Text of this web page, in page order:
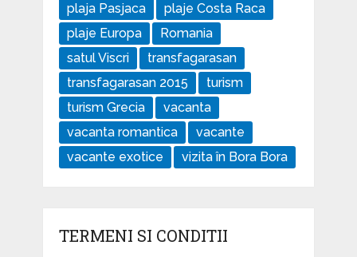
plaja Pasjaca
plaje Costa Raca
plaje Europa
Romania
satul Viscri
transfagarasan
transfagarasan 2015
turism
turism Grecia
vacanta
vacanta romantica
vacante
vacante exotice
vizita în Bora Bora
TERMENI SI CONDITII